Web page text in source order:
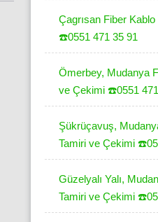
Çagrısan Fiber
☎️0551 471 35 91
Ömerbey, Mudanya
ve Çekimi ☎️0551
Şükrüçavuş,
Tamiri ve Çekimi
Güzelyalı Yalı,
Tamiri ve Çekimi